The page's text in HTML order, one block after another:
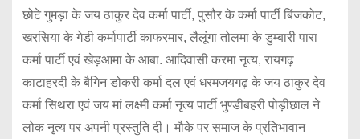
छोटे गुमड़ा के जय ठाकुर देव कर्मा पार्टी, पुसौर के कर्मा पार्टी बिंजकोट,
खरसिया के गेडी कर्मापार्टी काफरमार, लैलूंगा तोलमा के डुम्बारी पारा
कर्मा पार्टी एवं खेड़आमा के आबा. आदिवासी करमा नृत्य, रायगढ़
काटाहरदी के बैगिन डोकरी कर्मा दल एवं धरमजयगढ़ के जय ठाकुर देव
कर्मा सिथरा एवं जय मां लक्ष्मी कर्मा नृत्य पार्टी भुण्डीबहरी पोड़ीछाल ने
लोक नृत्य पर अपनी प्रस्तुति दी। मौके पर समाज के प्रतिभावान